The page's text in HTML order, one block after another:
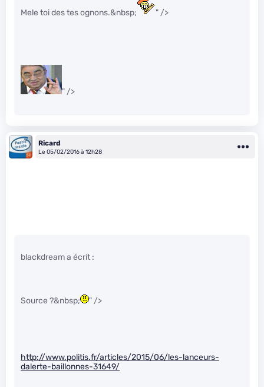
Mele toi des tes ognons.&nbsp; " />
" />
Ricard
Le 05/02/2016 à 12h28
blackdream a écrit :
Source ?&nbsp; " />
http://www.politis.fr/articles/2015/06/les-lanceurs-
dalerte-baillonnes-31649/